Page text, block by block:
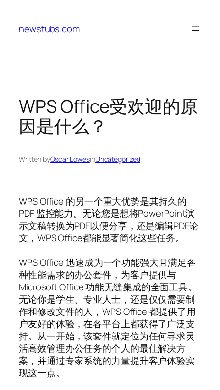
content
newstubs.com
WPS Office受欢迎的原
因是什么？
Written byOscar LowesinUncategorized
WPS Office 的另一个重大优势是其持久的
PDF 监控能力。无论您是想将PowerPoint演
示文稿转换为PDF以便分享，还是编辑PDF论
文，WPS Office都能显著简化这些任务。
WPS Office 迅速成为一个功能强大且满足各
种性能需求的办公套件，为客户提供与
Microsoft Office 功能无缝集成的全面工具。
无论你是学生、专业人士，还是仅仅需要制
作和修改文件的人，WPS Office 都提供了用
户友好的体验，在各平台上都获得了广泛支
持。从一开始，该套件就定位为任何寻求灵
活高效管理办公任务的个人的最佳解决方
案，并通过专家系统的力量提升客户体验实
现这一点。